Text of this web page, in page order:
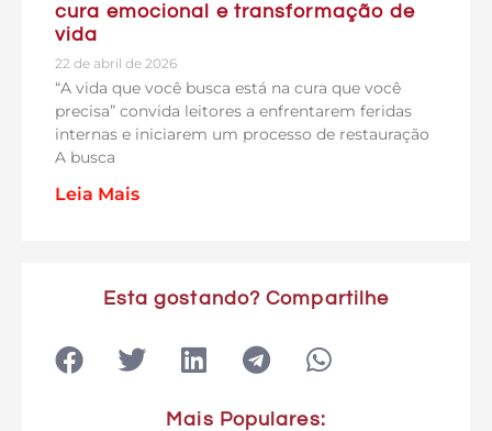
cura emocional e transformação de
vida
22 de abril de 2026
“A vida que você busca está na cura que você
precisa” convida leitores a enfrentarem feridas
internas e iniciarem um processo de restauração
A busca
Leia Mais
Esta gostando? Compartilhe
Mais Populares: